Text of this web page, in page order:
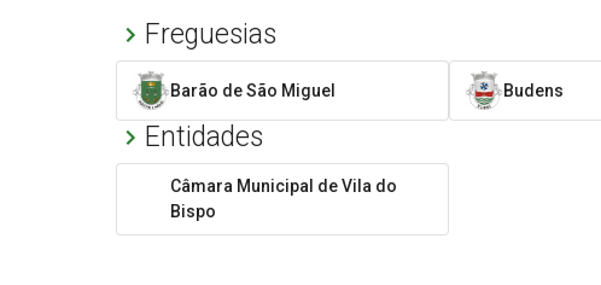
Freguesias
Barão de São Miguel Budens
Entidades
Câmara Municipal de Vila do
Bispo